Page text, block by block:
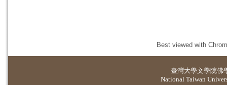
Best viewed with
臺灣大學文學院佛
National Taiwan